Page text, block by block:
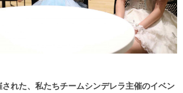
れた、私たちチームシンデレラ主催のイベン